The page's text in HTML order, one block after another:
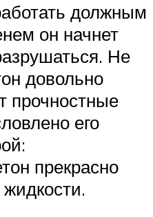
должным
он начнет
Не
довольно
прочностные
его
прекрасно